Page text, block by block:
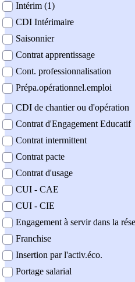
Intérim (1)
CDI Intérimaire
Saisonnier
Contrat apprentissage
Cont. professionnalisation
Prépa.opérationnel.emploi
CDI de chantier ou d'opération
Contrat d'Engagement Educatif
Contrat intermittent
Contrat pacte
Contrat d'usage
CUI - CAE
CUI - CIE
Engagement à servir dans la
Franchise
Insertion par l'activ.éco.
Portage salarial